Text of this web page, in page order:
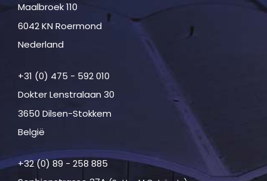
Maalbroek 110
6042 KN Roermond
Nederland
+31 (0) 475 - 592 010
Dokter Lenstralaan 30
3650 Dilsen-Stokkem
België
+32 (0) 89 - 258 885